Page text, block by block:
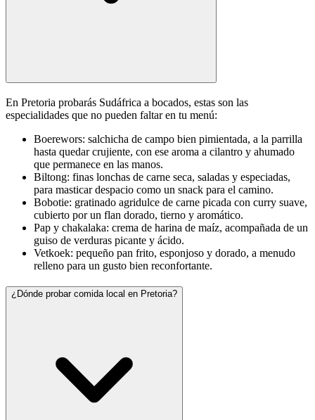
En Pretoria probarás Sudáfrica a bocados, estas son las
especialidades que no pueden faltar en tu menú:
Boerewors: salchicha de campo bien pimientada, a la parrilla
hasta quedar crujiente, con ese aroma a cilantro y ahumado
que permanece en las manos.
Biltong: finas lonchas de carne seca, saladas y especiadas,
para masticar despacio como un snack para el camino.
Bobotie: gratinado agridulce de carne picada con curry suave,
cubierto por un flan dorado, tierno y aromático.
Pap y chakalaka: crema de harina de maíz, acompañada de un
guiso de verduras picante y ácido.
Vetkoek: pequeño pan frito, esponjoso y dorado, a menudo
relleno para un gusto bien reconfortante.
¿Dónde probar comida local en Pretoria?